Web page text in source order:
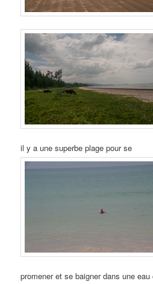
il y a une superbe plage pour se
promener et se baigner dans une